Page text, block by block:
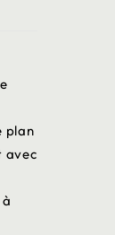
plan
avec